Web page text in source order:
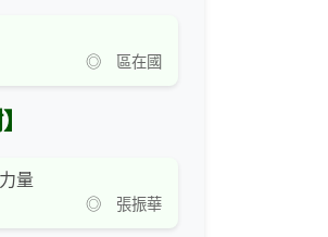
◎ 區在國
量
◎ 張振華